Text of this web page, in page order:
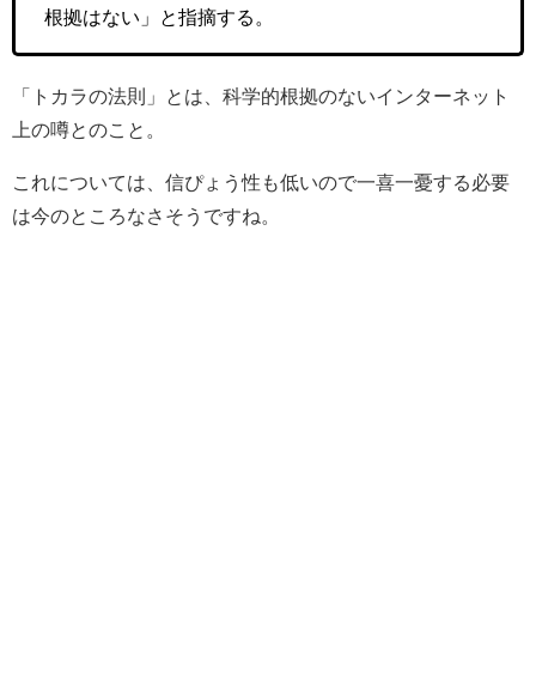
根拠はない」と指摘する。
「トカラの法則」とは、科学的根拠のないインターネット
上の噂とのこと。
これについては、信ぴょう性も低いので一喜一憂する必要
は今のところなさそうですね。